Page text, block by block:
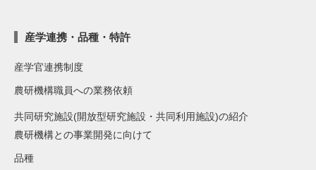
産学連携・品種・特許
産学官連携制度
農研機構職員への業務依頼
共同研究施設(開放型研究施設・共同利用施設)の紹介
農研機構との事業開発に向けて
品種